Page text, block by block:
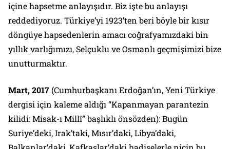
içine hapsetme anlayışıdır. Biz işte bu anlayışı
reddediyoruz. Türkiye’yi 1923’ten beri böyle bir kısır
döngüye hapsedenlerin amacı coğrafyamızdaki bin
yıllık varlığımızı, Selçuklu ve Osmanlı geçmişimizi bize
unutturmaktır.
Mart, 2017(Cumhurbaşkanı Erdoğan’ın, Yeni Türkiye
dergisi için kaleme aldığı “Kapanmayan parantezin
kilidi: Misak-ı Millî” başlıklı önsözden):Bugün
Suriye’deki, Irak’taki, Mısır’daki, Libya’daki,